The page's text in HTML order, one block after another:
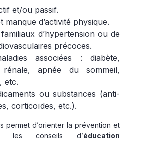
et/ou passif.
manque d’activité physique.
d’hypertension ou de
précoces.
associées : diabète,
rénale, apnée du sommeil,
etc.
ou substances (anti-
corticoïdes, etc.).
permet d’orienter la prévention et
les conseils d’éducation